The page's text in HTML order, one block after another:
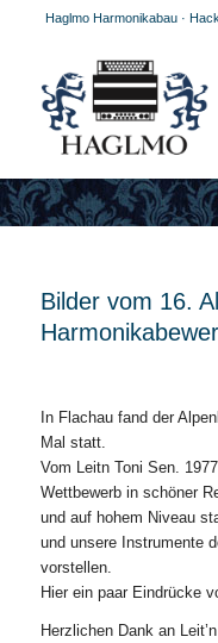
Haglmo Harmonikabau ·
Bilder vom 16.
In Flachau fand der
Mal statt.
Vom Leitn Toni Sen.
Wettbewerb in schöner
und auf hohem Niveau
und unsere Instrumente
vorstellen.
Hier ein paar Eindrücke
Herzlichen Dank an